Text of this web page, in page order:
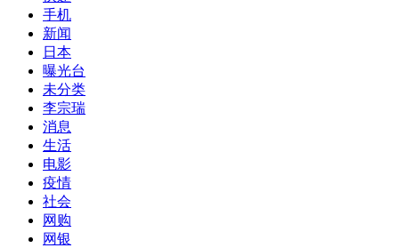
手机
新闻
日本
曝光台
未分类
李宗瑞
消息
生活
电影
疫情
社会
网购
网银